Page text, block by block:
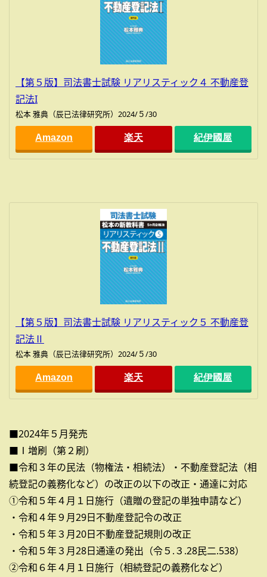
【第５版】司法書士試験 リアリスティック４ 不動産登
記法I
松本 雅典（辰已法律研究所）2024/５/30
Amazon 楽天 紀伊國屋
【第５版】司法書士試験 リアリスティック５ 不動産登
記法Ⅱ
松本 雅典（辰已法律研究所）2024/５/30
Amazon 楽天 紀伊國屋
■2024年５月発売
■Ⅰ増刷（第２刷）
■令和３年の民法（物権法・相続法）・不動産登記法（相
続登記の義務化など）の改正の以下の改正・通達に対応
①令和５年４月１日施行（遺贈の登記の単独申請など）
・令和４年９月29日不動産登記令の改正
・令和５年３月20日不動産登記規則の改正
・令和５年３月28日通達の発出（令５.３.28民二.538）
②令和６年４月１日施行（相続登記の義務化など）